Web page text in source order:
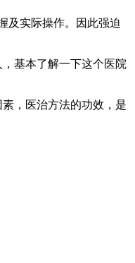
及实际操作。因此强迫
基本了解一下这个医院
，医治方法的功效，是